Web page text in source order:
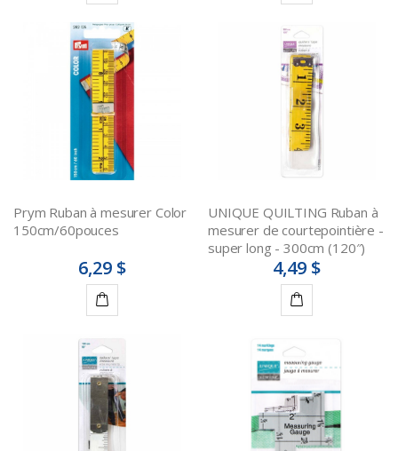
au
panier
au
panier
Prym Ruban à mesurer Color
150cm/60pouces
6,29 $
au
panier
UNIQUE QUILTING Ruban à
mesurer de courtepointière -
super long - 300cm (120″)
4,49 $
au
panier